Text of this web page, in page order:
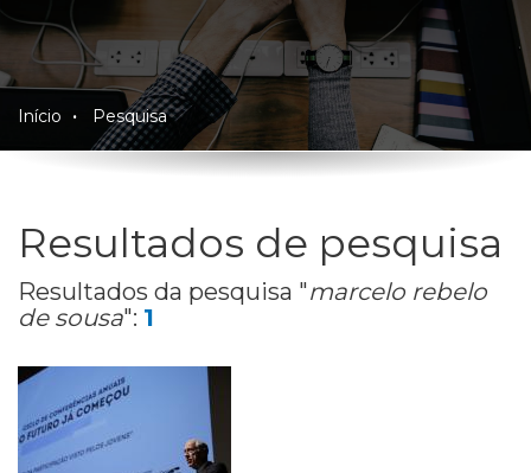
Início Pesquisa
Resultados de pesquisa
Resultados da pesquisa "marcelo rebelo
de sousa": 1